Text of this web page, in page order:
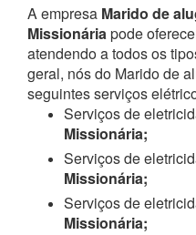
A empresa Marido de
Missionáriapode
atendendo a todos os
geral, nós do Marido de
seguintes serviços
Serviços de
Missionária;
Serviços de
Missionária;
Serviços de
Missionária;